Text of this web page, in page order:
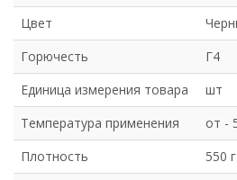
Цвет
Горючесть
Г4
Единица измерения товара
шт
Температура применения
от -
Плотность
550